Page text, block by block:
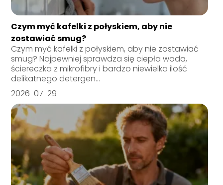
Czym myć kafelki z połyskiem, aby nie
zostawiać smug?
Czym myć kafelki z połyskiem, aby nie zostawiać
smug? Najpewniej sprawdza się ciepła woda,
ściereczka z mikrofibry i bardzo niewielka ilość
delikatnego detergen...
2026-07-29